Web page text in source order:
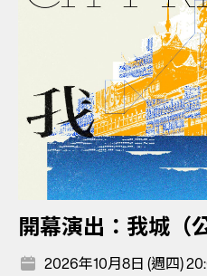
開幕演出：我城（
2026年10月8日 (週四)